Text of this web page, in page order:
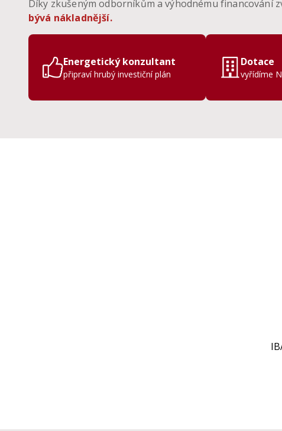
Díky zkušeným odborníkům a výhodnému financování
bývá nákladnější.
Energetický konzultant
připraví hrubý investiční plán
Dotace
vyřídíme